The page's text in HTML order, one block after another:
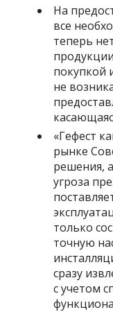
На
все
теперь
покупкой
не
«Гефест
рынке
решения,
угроза
только
точную
сразу
с учетом